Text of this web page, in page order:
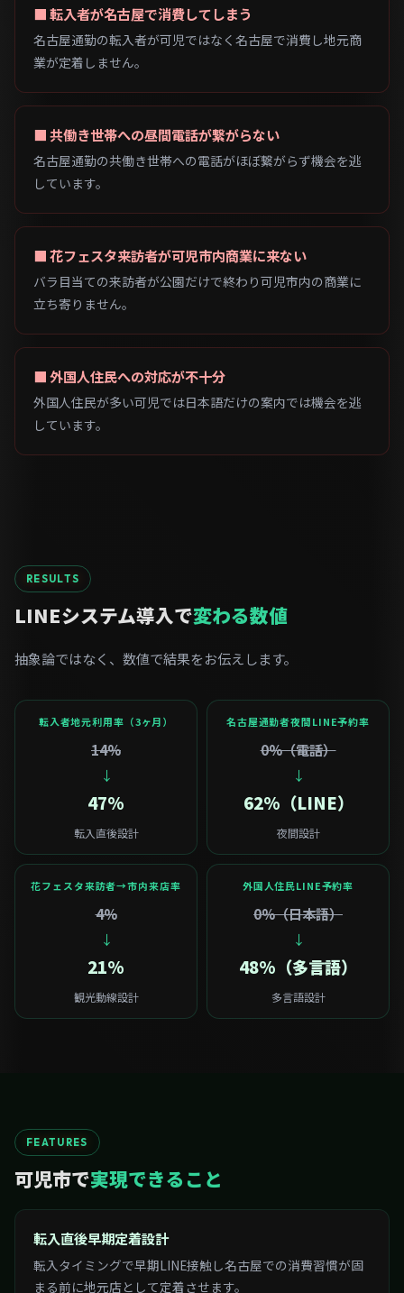
■ 転入者が名古屋で消費してしまう
名古屋通勤の転入者が可児ではなく名古屋で消費し地元商
業が定着しません。
■ 共働き世帯への昼間電話が繋がらない
名古屋通勤の共働き世帯への電話がほぼ繋がらず機会を逃
しています。
■ 花フェスタ来訪者が可児市内商業に来ない
バラ目当ての来訪者が公園だけで終わり可児市内の商業に
立ち寄りません。
■ 外国人住民への対応が不十分
外国人住民が多い可児では日本語だけの案内では機会を逃
しています。
RESULTS
LINEシステム導入で変わる数値
抽象論ではなく、数値で結果をお伝えします。
転入者地元利用率（3ヶ月）
14%
↓
47%
転入直後設計
名古屋通勤者夜間LINE予約率
0%（電話）
↓
62%（LINE）
夜間設計
花フェスタ来訪者→市内来店率
4%
↓
21%
観光動線設計
外国人住民LINE予約率
0%（日本語）
↓
48%（多言語）
多言語設計
FEATURES
可児市で実現できること
転入直後早期定着設計
転入タイミングで早期LINE接触し名古屋での消費習慣が固
まる前に地元店として定着させます。